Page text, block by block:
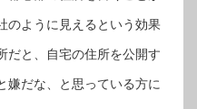
のように見えるという効果
だと、自宅の住所を公開す
嫌だな、と思っている方に